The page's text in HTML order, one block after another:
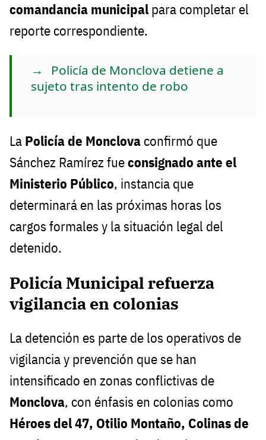
comandancia municipal para completar el
reporte correspondiente.
Policía de Monclova detiene a
sujeto tras intento de robo
La Policía de Monclova confirmó que
Sánchez Ramírez fueconsignado ante el
Ministerio Público, instancia que
determinará en las próximas horas los
cargos formales y la situación legal del
detenido.
Policía Municipal refuerza
vigilancia en colonias
La detención es parte de los operativos de
vigilancia y prevención que se han
intensificado en zonas conflictivas de
Monclova, con énfasis en colonias como
Héroes del 47, Otilio Montaño, Colinas de